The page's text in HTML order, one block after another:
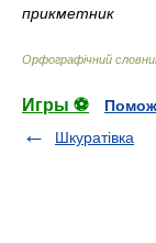
прикметник
Орфографічний
Игры ⚽
Шкуратівка